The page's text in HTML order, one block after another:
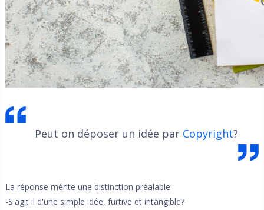
Peut on déposer un idée par Copyright?
La réponse mérite une distinction préalable:
-S'agit il d'une simple idée, furtive et intangible?